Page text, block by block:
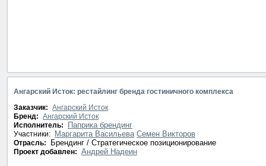
Ангарский Исток: рестайлинг бренда гостиничного комплекса
Заказчик: Ангарский Исток
Бренд: Ангарский Исток
Исполнитель:
Паприка брендинг
Участники: Маргарита Васильева Семен Викторов
Отрасль: Брендинг / Стратегическое позиционирование
Проект добавлен: Андрей Надеин